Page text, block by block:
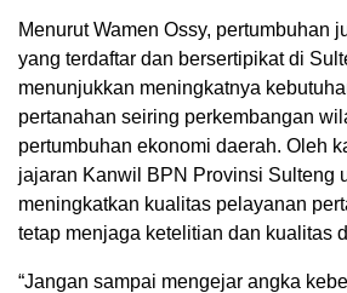
Menurut Wamen Ossy, pertumbuhan
yang terdaftar dan bersertipikat di
menunjukkan meningkatnya
pertanahan seiring perkembangan
pertumbuhan ekonomi daerah. Oleh
jajaran Kanwil BPN Provinsi Sulteng
meningkatkan kualitas pelayanan
tetap menjaga ketelitian dan kualitas
“Jangan sampai mengejar angka